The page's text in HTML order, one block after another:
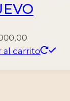
al carrito